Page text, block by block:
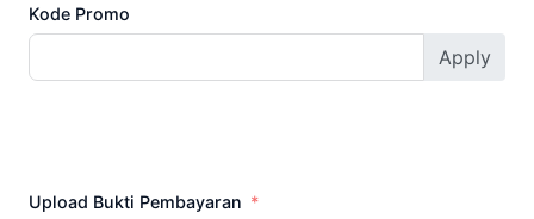
Kode Promo
Apply
Upload Bukti Pembayaran